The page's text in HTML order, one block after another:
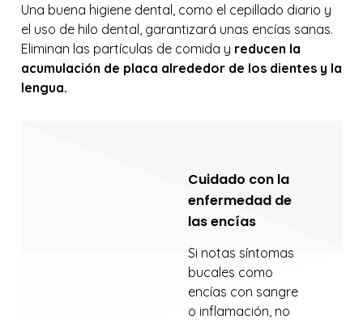
Una buena higiene dental, como el cepillado diario y
el uso de hilo dental, garantizará unas encías sanas.
Eliminan las partículas de comida y reducen la
acumulación de placa alrededor de los dientes y la
lengua.
Cuidado con la
enfermedad de
las encías
Si notas síntomas
bucales como
encías con sangre
o inflamación, no